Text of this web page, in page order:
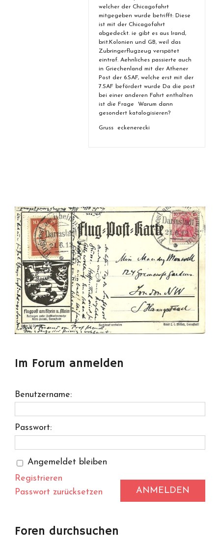
welcher der Chicagofahrt
mitgegeben wurde betrifft: Diese
ist mit der Chicagofahrt
abgedeckt. ie gibt es aus Irand,
brit.Kolonien und GB, weil das
Zubringerflugzeug verspätet
eintraf. Aehnliches passierte auch
in Griechenland mit der Athener
Post der 6.SAF, welche erst mit der
7.SAF befördert wurde Da die post
bei einer anderen Fahrt enthalten
ist die Frage Warum dann
gesondert katalogisieren?
Gruss eckenerecki
Im Forum anmelden
Benutzername:
Passwort:
Angemeldet bleiben
ANMELDEN
Registrieren
Passwort zurücksetzen
Foren durchsuchen